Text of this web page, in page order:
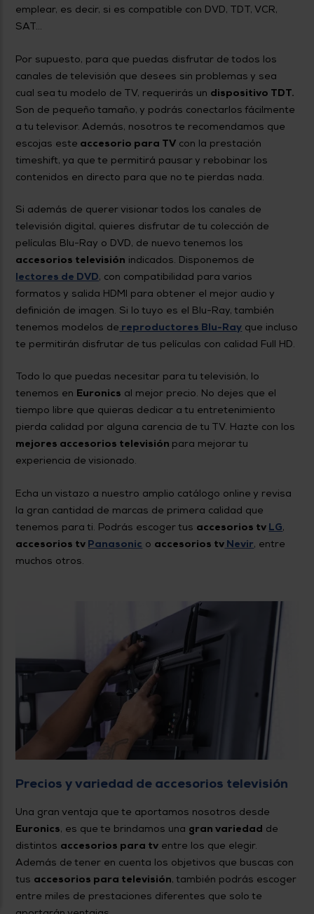
emplear, es decir, si es compatible con DVD, TDT, VCR,
SAT...
Por supuesto, para que puedas disfrutar de todos los
canales de televisión que desees sin problemas y sea
cual sea tu modelo de TV, requerirás un dispositivo TDT.
Son de pequeño tamaño, y podrás conectarlos fácilmente
a tu televisor. Además, nosotros te recomendamos que
escojas este accesorio para TV con la prestación
timeshift, ya que te permitirá pausar y rebobinar los
contenidos en directo para que no te pierdas nada.
Si además de querer visionar todos los canales de
televisión digital, quieres disfrutar de tu colección de
películas Blu-Ray o DVD, de nuevo tenemos los
accesorios televisión indicados. Disponemos de
lectores de DVD, con compatibilidad para varios
formatos y salida HDMI para obtener el mejor audio y
definición de imagen. Si lo tuyo es el Blu-Ray, también
tenemos modelos de reproductores Blu-Ray que incluso
te permitirán disfrutar de tus películas con calidad Full HD.
Todo lo que puedas necesitar para tu televisión, lo
tenemos en Euronics al mejor precio. No dejes que el
tiempo libre que quieras dedicar a tu entretenimiento
pierda calidad por alguna carencia de tu TV. Hazte con los
mejores accesorios televisión para mejorar tu
experiencia de visionado.
Echa un vistazo a nuestro amplio catálogo online y revisa
la gran cantidad de marcas de primera calidad que
tenemos para ti. Podrás escoger tus accesorios tv LG,
accesorios tv Panasonic o accesorios tv Nevir, entre
muchos otros.
Precios y variedad de accesorios televisión
Una gran ventaja que te aportamos nosotros desde
Euronics, es que te brindamos una gran variedad de
distintos accesorios para tv entre los que elegir.
Además de tener en cuenta los objetivos que buscas con
tus accesorios para televisión, también podrás escoger
entre miles de prestaciones diferentes que solo te